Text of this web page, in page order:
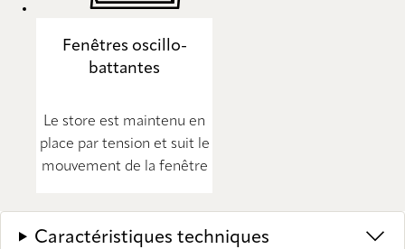
Fenêtres oscillo-
battantes
Le store est maintenu en
place par tension et suit le
mouvement de la fenêtre
Caractéristiques techniques